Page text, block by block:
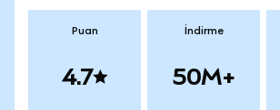
Puan
4.7
İndirme
50M+